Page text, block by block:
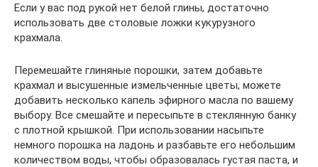
Если у вас под рукой нет белой глины, достаточно
использовать две столовые ложки кукурузного
крахмала.
Перемешайте глиняные порошки, затем добавьте
крахмал и высушенные измельченные цветы, можете
добавить несколько капель эфирного масла по вашему
выбору. Все смешайте и пересыпьте в стеклянную банку
с плотной крышкой. При использовании насыпьте
немного порошка на ладонь и разбавьте его небольшим
количеством воды, чтобы образовалась густая паста, и